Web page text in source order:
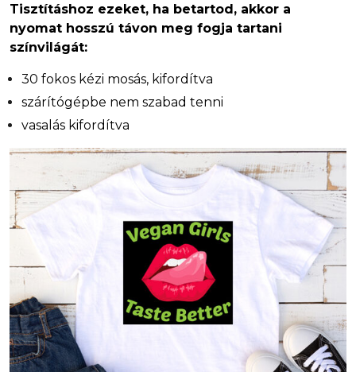
Tisztításhoz ezeket, ha betartod, akkor a
nyomat hosszú távon meg fogja tartani
színvilágát:
30 fokos kézi mosás, kifordítva
szárítógépbe nem szabad tenni
vasalás kifordítva